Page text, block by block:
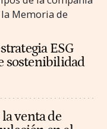
ESG
sostenibilidad
venta de